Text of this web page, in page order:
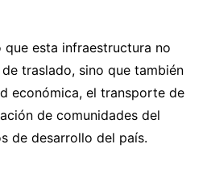
que esta infraestructura no
traslado, sino que también
económica, el transporte de
de comunidades del
de desarrollo del país.